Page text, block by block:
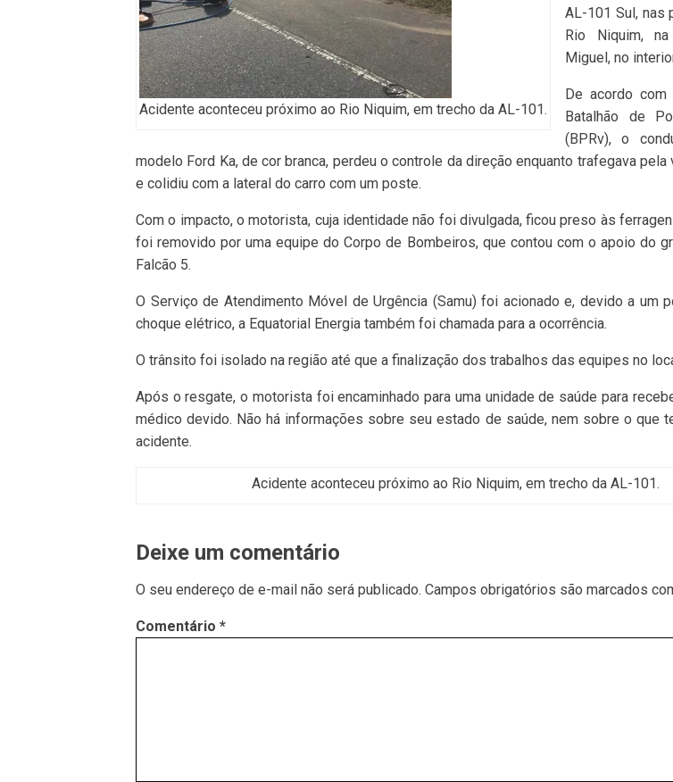
Acidente aconteceu próximo ao Rio Niquim, em trecho da AL-101.
AL-101 Sul, nas
Rio Niquim,
Miguel, no
De acordo com
Batalhão de
(BPRv), o
modelo Ford Ka, de cor branca, perdeu o controle da direção enquanto trafegava pela
e colidiu com a lateral do carro com um poste.
Com o impacto, o motorista, cuja identidade não foi divulgada, ficou preso às
foi removido por uma equipe do Corpo de Bombeiros, que contou com o apoio do
Falcão 5.
O Serviço de Atendimento Móvel de Urgência (Samu) foi acionado e, devido a um
choque elétrico, a Equatorial Energia também foi chamada para a ocorrência.
O trânsito foi isolado na região até que a finalização dos trabalhos das equipes no
Após o resgate, o motorista foi encaminhado para uma unidade de saúde para
médico devido. Não há informações sobre seu estado de saúde, nem sobre o que
acidente.
Acidente aconteceu próximo ao Rio Niquim, em trecho da AL-101.
Deixe um comentário
O seu endereço de e-mail não será publicado. Campos obrigatórios são marcados
Comentário *